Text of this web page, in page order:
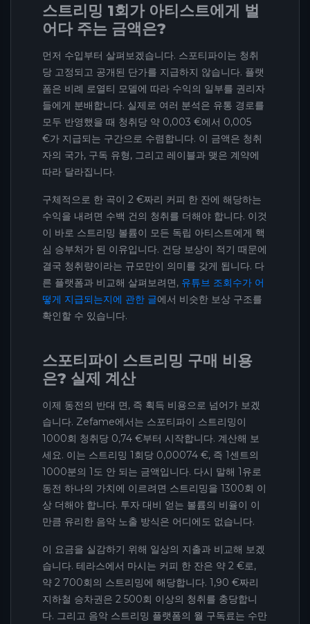
스트리밍 1회가 아티스트에게 벌
어다 주는 금액은?
먼저 수입부터 살펴보겠습니다. 스포티파이는 청취
당 고정되고 공개된 단가를 지급하지 않습니다. 플랫
폼은 비례 로열티 모델에 따라 수익의 일부를 권리자
들에게 분배합니다. 실제로 여러 분석은 유통 경로를
모두 반영했을 때 청취당 약 0,003 €에서 0,005
€가 지급되는 구간으로 수렴합니다. 이 금액은 청취
자의 국가, 구독 유형, 그리고 레이블과 맺은 계약에
따라 달라집니다.
구체적으로 한 곡이 2 €짜리 커피 한 잔에 해당하는
수익을 내려면 수백 건의 청취를 더해야 합니다. 이것
이 바로 스트리밍 볼륨이 모든 독립 아티스트에게 핵
심 승부처가 된 이유입니다. 건당 보상이 적기 때문에
결국 청취량이라는 규모만이 의미를 갖게 됩니다. 다
른 플랫폼과 비교해 살펴보려면, 유튜브 조회수가 어
떻게 지급되는지에 관한 글에서 비슷한 보상 구조를
확인할 수 있습니다.
스포티파이 스트리밍 구매 비용
은? 실제 계산
이제 동전의 반대 면, 즉 획득 비용으로 넘어가 보겠
습니다. Zefame에서는 스포티파이 스트리밍이
1000회 청취당 0,74 €부터 시작합니다. 계산해 보
세요. 이는 스트리밍 1회당 0,00074 €, 즉 1센트의
1000분의 1도 안 되는 금액입니다. 다시 말해 1유로
동전 하나의 가치에 이르려면 스트리밍을 1300회 이
상 더해야 합니다. 투자 대비 얻는 볼륨의 비율이 이
만큼 유리한 음악 노출 방식은 어디에도 없습니다.
이 요금을 실감하기 위해 일상의 지출과 비교해 보겠
습니다. 테라스에서 마시는 커피 한 잔은 약 2 €로,
약 2 700회의 스트리밍에 해당합니다. 1,90 €짜리
지하철 승차권은 2 500회 이상의 청취를 충당합니
다. 그리고 음악 스트리밍 플랫폼의 월 구독료는 수만